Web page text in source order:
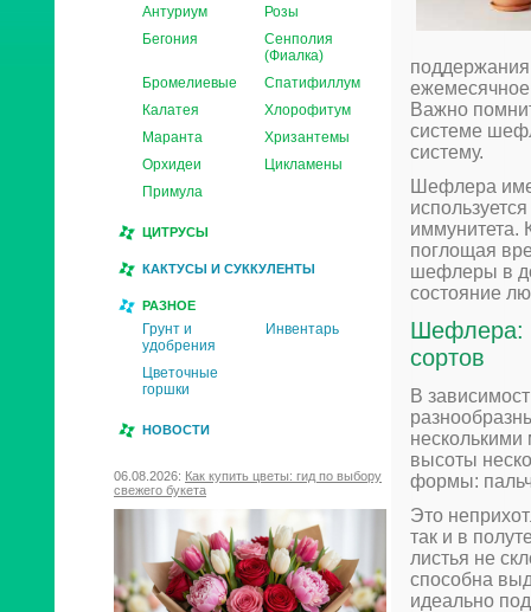
Антуриум
Розы
Бегония
Сенполия
(Фиалка)
Бромелиевые
Спатифиллум
Калатея
Хлорофитум
Маранта
Хризантемы
Орхидеи
Цикламены
Примула
ЦИТРУСЫ
КАКТУСЫ И СУККУЛЕНТЫ
РАЗНОЕ
Грунт и
удобрения
Инвентарь
Цветочные
горшки
НОВОСТИ
06.08.2026: Как купить цветы: гид по выбору
свежего букета
поддержания
ежемесячное
Важно
системе
систему.
Шефлера
иммунитета.
поглощая
шефлеры в
состояние
Шефлера:
сортов
В
высоты
формы:
Это
так и в
листья не
способна
идеально